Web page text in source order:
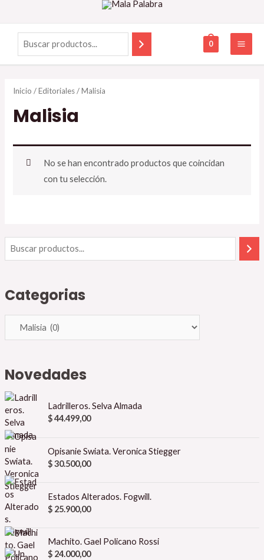
0
Categorias
Novedades
Ladrilleros. Selva Almada
$44.499,00
Opisanie Swiata. Veronica Stiegger
$30.500,00
Estados Alterados. Fogwill.
$25.900,00
Machito. Gael Policano Rossi
$24.000,00
Inicio /Editoriales/ Malisia
Malisia
No se han encontrado productos que coincidan
con tu selección.